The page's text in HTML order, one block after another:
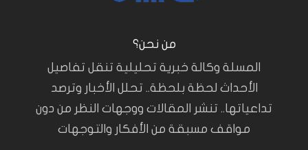
من نحن؟
المسلة وكالة خبرية تحليلية تنقل تفاصيل
الأحداث لحظة بلحظة.. تحلل الأخبار وترصد
تداعياتها.. تنشر المقالات ووجهات النظر من دون
مواقف مسبقة من الأفكار والتوجهات